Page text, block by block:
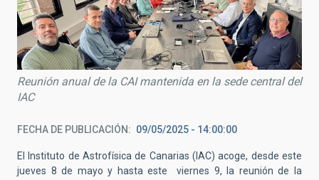
Reunión anual de la CAI mantenida en la sede central del
IAC
FECHA DE PUBLICACIÓN 09/05/2025 - 14:00:00
El Instituto de Astrofísica de Canarias (IAC) acoge, desde este
jueves 8 de mayo y hasta este viernes 9, la reunión de la